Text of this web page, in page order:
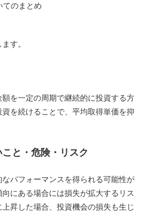
てのまとめ
す。
を一定の周期で継続的に投資する方
を続けることで、平均取得単価を抑
と・危険・リスク
パフォーマンスを得られる可能性が
にある場合には損失が拡大するリス
昇した場合、投資機会の損失も生じ